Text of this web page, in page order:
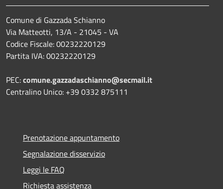
Comune di Gazzada Schianno
Via Matteotti, 13/A - 21045 - VA
Codice Fiscale: 00232220129
Partita IVA: 00232220129
PEC:comune.gazzadaschianno@secmail.it
Centralino Unico: +39 0332 875111
Prenotazione appuntamento
Segnalazione disservizio
Leggi le FAQ
Richiesta assistenza